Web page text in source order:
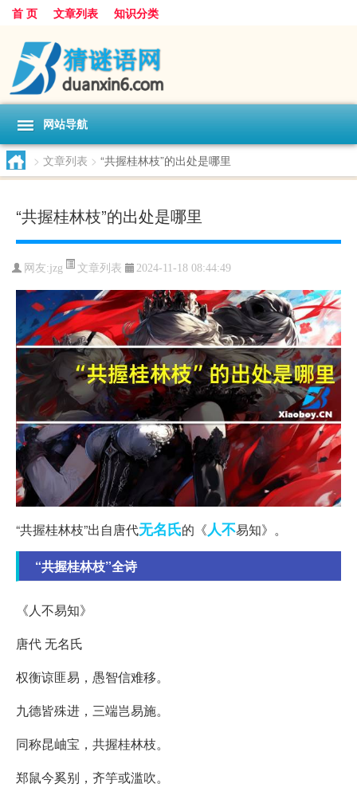
首 页 文章列表 知识分类
网站导航
> 文章列表 > “共握桂林枝”的出处是哪里
“共握桂林枝”的出处是哪里
网友:jzg 文章列表 2024-11-18 08:44:49
“共握桂林枝”出自唐代无名氏的《人不易知》。
“共握桂林枝”全诗
《人不易知》
唐代 无名氏
权衡谅匪易，愚智信难移。
九德皆殊进，三端岂易施。
同称昆岫宝，共握桂林枝。
郑鼠今奚别，齐竽或滥吹。